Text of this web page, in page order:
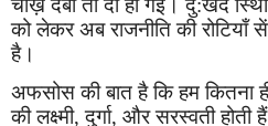
चीख़ दबा तो दी ही गई। दु:खद
को लेकर अब राजनीति की
है।
अफसोस की बात है कि हम कितना
की लक्ष्मी,दुर्गा, और सरस्वती होती